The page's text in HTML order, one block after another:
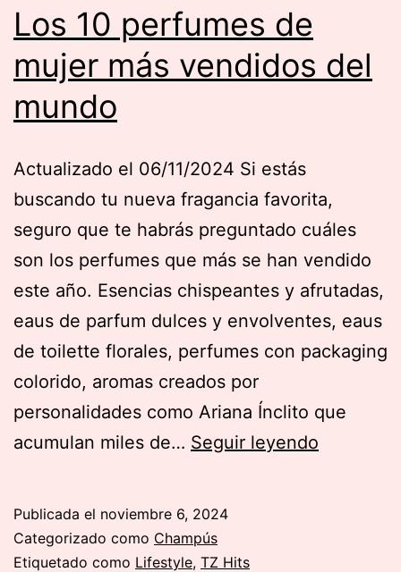
más
populares
del
2025
Los 10 perfumes de
mujer más vendidos del
mundo
Actualizado el 06/11/2024 Si estás
buscando tu nueva fragancia favorita,
seguro que te habrás preguntado cuáles
son los perfumes que más se han vendido
este año. Esencias chispeantes y afrutadas,
eaus de parfum dulces y envolventes, eaus
de toilette florales, perfumes con packaging
colorido, aromas creados por
personalidades como Ariana Ínclito que
acumulan miles de… Seguir leyendo
Publicada el noviembre 6, 2024
Categorizado como Champús
Etiquetado como Lifestyle, TZ Hits